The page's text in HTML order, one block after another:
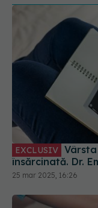
EXCLUSIV
însărcinată. Dr.
25 mar 2025, 16:26